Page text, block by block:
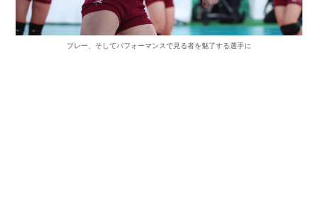
プレー、そしてパフォーマンスで見る者を魅了する選手に